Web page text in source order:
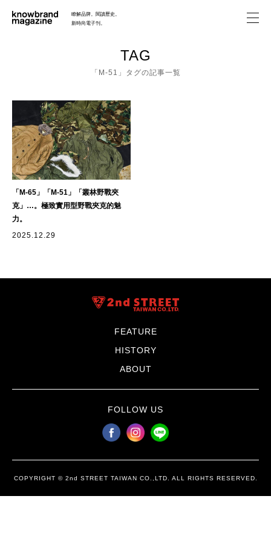
瞭解品牌。閱讀歷史。
新時尚電子刊。
FEATURE
HISTORY
ABOUT
SEARCH
TAG
「M-51」タグの記事一覧
「M-65」「M-51」「叢林野戰夾
克」…。極致實用型野戰夾克的魅
力。
2025.12.29
FEATURE
HISTORY
ABOUT
FOLLOW US
COPYRIGHT © 2nd STREET TAIWAN CO.,LTD. ALL RIGHTS RESERVED.